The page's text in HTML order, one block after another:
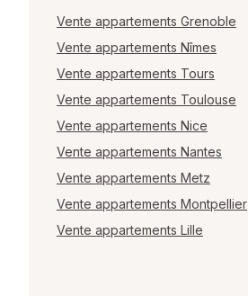
Vente appartements Grenoble
Vente appartements Nîmes
Vente appartements Tours
Vente appartements Toulouse
Vente appartements Nice
Vente appartements Nantes
Vente appartements Metz
Vente appartements Montpellier
Vente appartements Lille